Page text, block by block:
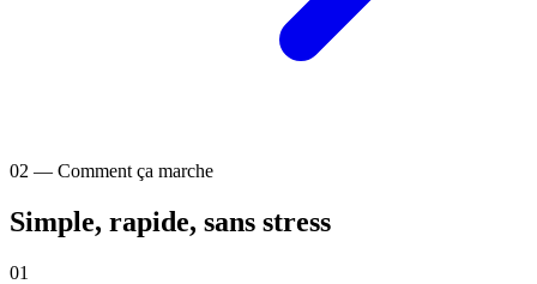
02 — Comment ça marche
Simple, rapide, sans stress
01